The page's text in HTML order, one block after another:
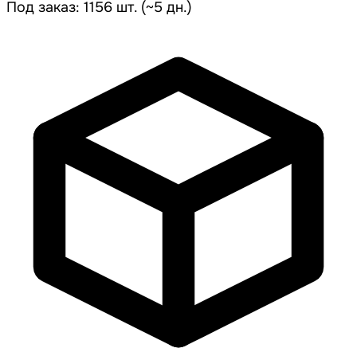
Под заказ: 1156 шт. (~5 дн.)